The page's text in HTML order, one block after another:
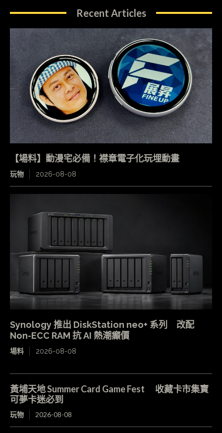
Recent Articles
【場料】動漫宅必備！襟章電子化玩埋動畫
玩物 2026-08-08
Synology 推出 DiskStation neo+ 系列 改配
Non-ECC RAM 抗 AI 熱潮癲價
場料 2026-08-08
黃埔天地 Summer Card Game Fest 收藏卡市集寶
可夢卡迷必到
玩物 2026-08-08